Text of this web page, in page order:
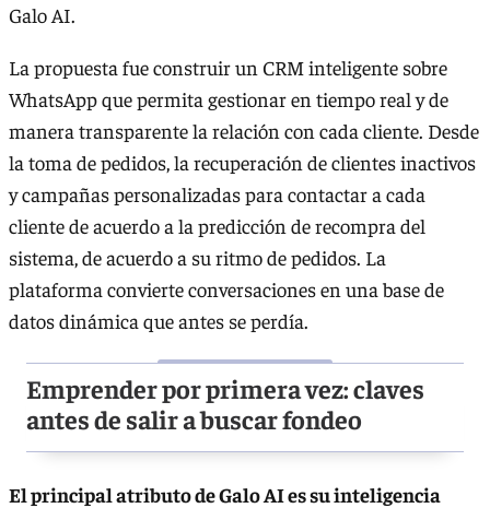
Galo AI.
La propuesta fue construir un CRM inteligente sobre
WhatsApp que permita gestionar en tiempo real y de
manera transparente la relación con cada cliente. Desde
la toma de pedidos, la recuperación de clientes inactivos
y campañas personalizadas para contactar a cada
cliente de acuerdo a la predicción de recompra del
sistema, de acuerdo a su ritmo de pedidos. La
plataforma convierte conversaciones en una base de
datos dinámica que antes se perdía.
Emprender por primera vez: claves
antes de salir a buscar fondeo
El principal atributo de Galo AI es su inteligencia